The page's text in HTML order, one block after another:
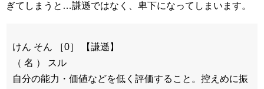
ぎてしまうと…謙遜ではなく、卑下になってしまいます。
けん そん ［0］ 【謙遜】
（ 名 ） スル
自分の能力・価値などを低く評価すること。控えめに振